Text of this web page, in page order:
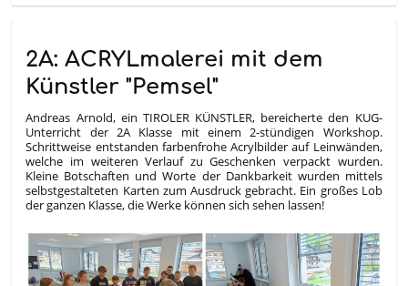
2A: ACRYLmalerei mit dem
Künstler "Pemsel"
Andreas Arnold, ein TIROLER KÜNSTLER, bereicherte den KUG-
Unterricht der 2A Klasse mit einem 2-stündigen Workshop.
Schrittweise entstanden farbenfrohe Acrylbilder auf Leinwänden,
welche im weiteren Verlauf zu Geschenken verpackt wurden.
Kleine Botschaften und Worte der Dankbarkeit wurden mittels
selbstgestalteten Karten zum Ausdruck gebracht. Ein großes Lob
der ganzen Klasse, die Werke können sich sehen lassen!